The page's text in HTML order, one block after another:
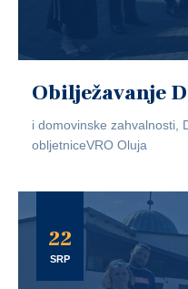
Obilježavanje
i domovinske zahvalnosti,
obljetniceVRO Oluja
22
SRP